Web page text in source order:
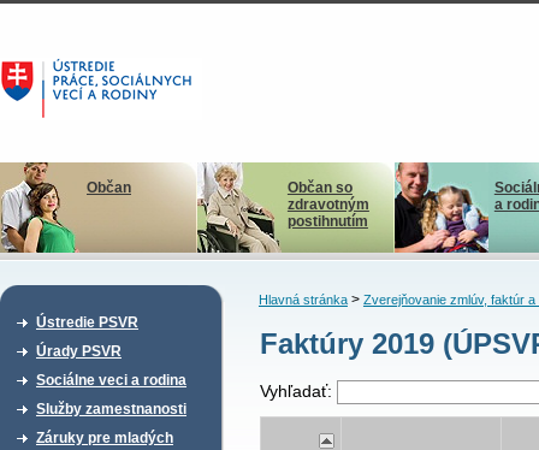
Občan
Občan so
zdravotným
postihnutím
a
Ústredie PSVR
Úrady PSVR
Sociálne veci a rodina
Služby zamestnanosti
Záruky pre mladých
Hlavná stránka> Zverejňovanie zmlúv, faktúr a
Faktúry 2019
Vyhľadať: